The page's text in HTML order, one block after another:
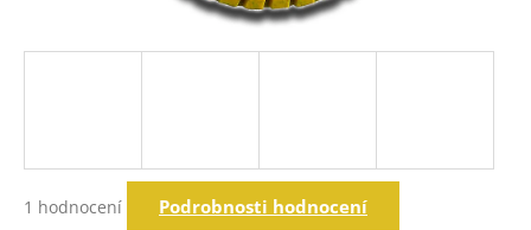
hodnocení
1 hodnocení Podrobnosti hodnocení
j